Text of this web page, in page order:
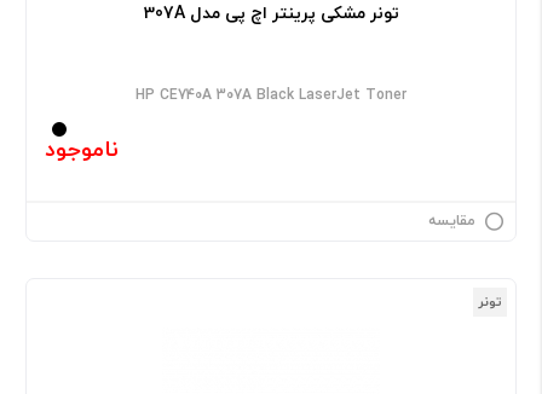
تونر مشکی پرینتر اچ پی مدل 307A
HP CE740A 307A Black LaserJet Toner
ناموجود
مقایسه
تونر